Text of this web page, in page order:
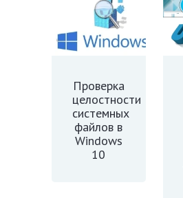
Проверка
целостности
системных
файлов в
Windows
10